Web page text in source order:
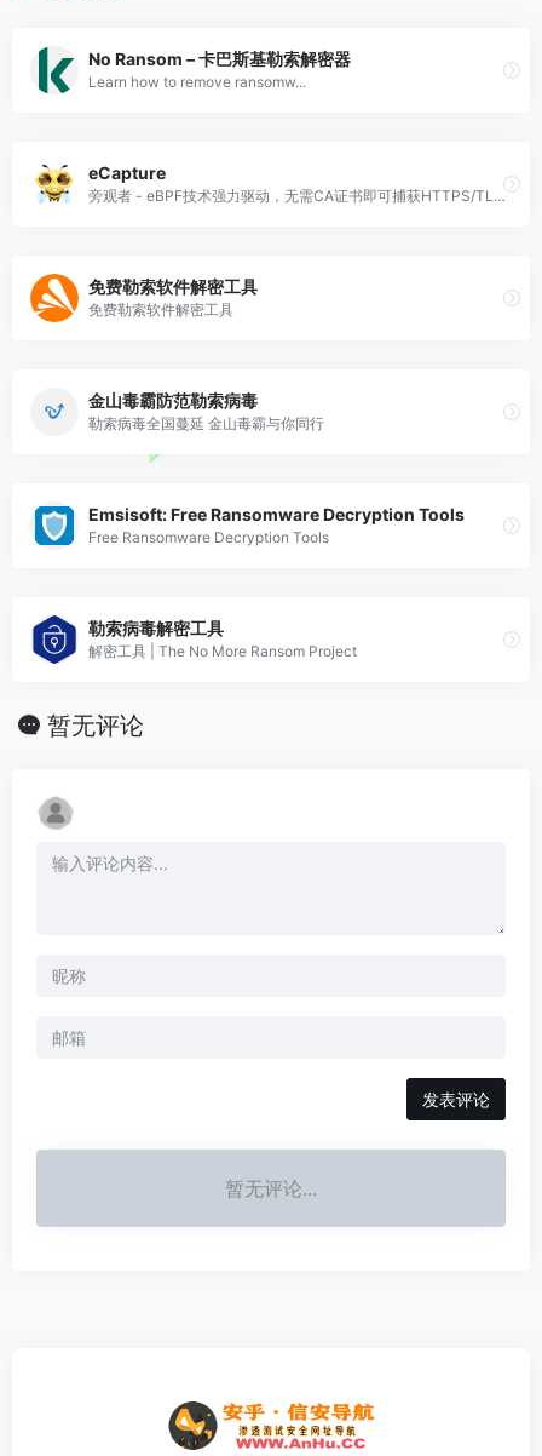
No Ransom – 卡巴斯基勒索解密器
Learn how to remove ransomw...
eCapture
旁观者 - eBPF技术强力驱动，无需CA证书即可捕获HTTPS/TLS明文数据包。
免费勒索软件解密工具
免费勒索软件解密工具
金山毒霸防范勒索病毒
勒索病毒全国蔓延 金山毒霸与你同行
Emsisoft: Free Ransomware Decryption Tools
Free Ransomware Decryption Tools
勒索病毒解密工具
解密工具 | The No More Ransom Project
暂无评论
发表评论
暂无评论...